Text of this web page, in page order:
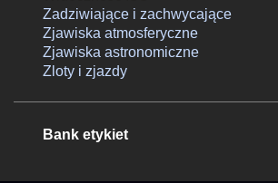
Zadziwiające i zachwycające
Zjawiska atmosferyczne
Zjawiska astronomiczne
Zloty i zjazdy
Bank etykiet